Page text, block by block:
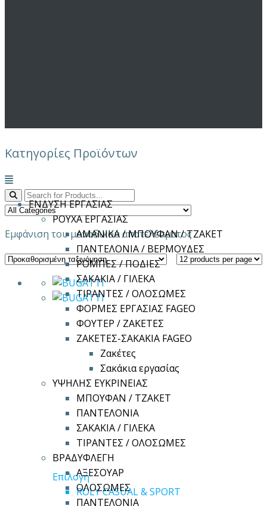
Κατηγορίες Προϊόντων
Μενού
ΕΝΔΥΣΗ ΕΡΓΑΣΙΑΣ
ΡΟΥΧΑ ΕΡΓΑΣΙΑΣ
ΑΜΑΝΙΚΑ / ΜΠΟΥΦΑΝ / ΤΖΑΚΕΤ
ΠΑΝΤΕΛΟΝΙΑ / ΒΕΡΜΟΥΔΕΣ
ΡΟΜΠΕΣ / ΠΟΔΙΕΣ
ΣΑΚΑΚΙΑ / ΓΙΛΕΚΑ
ΤΙΡΑΝΤΕΣ / ΟΛΟΣΩΜΕΣ
ΦΟΡΜΕΣ ΕΡΓΑΣΙΑΣ FAGEO
ΦΟΥΤΕΡ / ΖΑΚΕΤΕΣ
ΖΑΚΕΤΕΣ-ΣΑΚΑΚΙΑ FAGEO
Ζακέτες
Σακάκια εργασίας
ΥΨΗΛΗΣ ΕΥΚΡΙΝΕΙΑΣ
ΜΠΟΥΦΑΝ / ΤΖΑΚΕΤ
ΠΑΝΤΕΛΟΝΙΑ
ΣΑΚΑΚΙΑ / ΓΙΛΕΚΑ
ΤΙΡΑΝΤΕΣ / ΟΛΟΣΩΜΕΣ
ΒΡΑΔΥΦΛΕΓΗ
ΑΞΕΣΟΥΑΡ
ΟΛΟΣΩΜΕΣ
ΠΑΝΤΕΛΟΝΙΑ
Εμφάνιση του μοναδικού αποτελέσματος
ΕπιλογήΑυτό
το
ROLY CASUAL & SPORT